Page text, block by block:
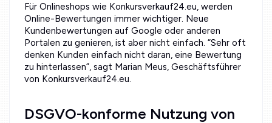
Für Onlineshops wie Konkursverkauf24.eu, werden
Online-Bewertungen immer wichtiger. Neue
Kundenbewertungen auf Google oder anderen
Portalen zu genieren, ist aber nicht einfach. “Sehr oft
denken Kunden einfach nicht daran, eine Bewertung
zu hinterlassen”, sagt Marian Meus, Geschäftsführer
von Konkursverkauf24.eu.
DSGVO-konforme Nutzung von